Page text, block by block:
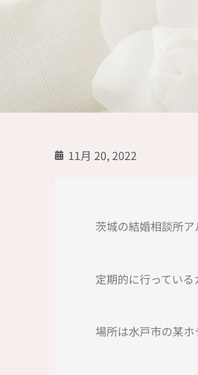
11月 20, 2022
茨城の結婚相談所
定期的に行っている
場所は水戸市の某ホ